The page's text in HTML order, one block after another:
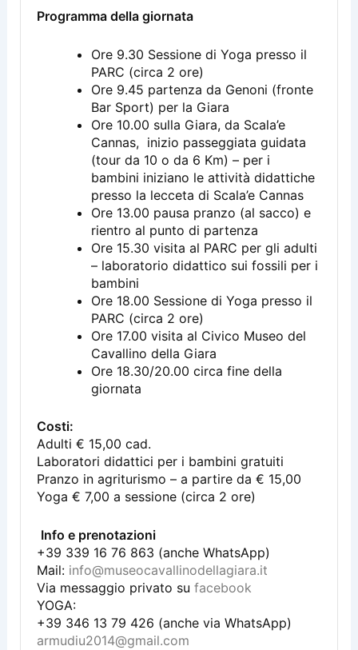
Programma della giornata
Ore 9.30 Sessione di Yoga presso il
PARC (circa 2 ore)
Ore 9.45 partenza da Genoni (fronte
Bar Sport) per la Giara
Ore 10.00 sulla Giara, da Scala’e
Cannas, inizio passeggiata guidata
(tour da 10 o da 6 Km) – per i
bambini iniziano le attività didattiche
presso la lecceta di Scala’e Cannas
Ore 13.00 pausa pranzo (al sacco) e
rientro al punto di partenza
Ore 15.30 visita al PARC per gli adulti
– laboratorio didattico sui fossili per i
bambini
Ore 18.00 Sessione di Yoga presso il
PARC (circa 2 ore)
Ore 17.00 visita al Civico Museo del
Cavallino della Giara
Ore 18.30/20.00 circa fine della
giornata
Costi:
Adulti € 15,00 cad.
Laboratori didattici per i bambini gratuiti
Pranzo in agriturismo – a partire da € 15,00
Yoga € 7,00 a sessione (circa 2 ore)
Info e prenotazioni
+39 339 16 76 863 (anche WhatsApp)
Mail: info@museocavallinodellagiara.it
Via messaggio privato su facebook
YOGA:
+39 346 13 79 426 (anche via WhatsApp)
armudiu2014@gmail.com